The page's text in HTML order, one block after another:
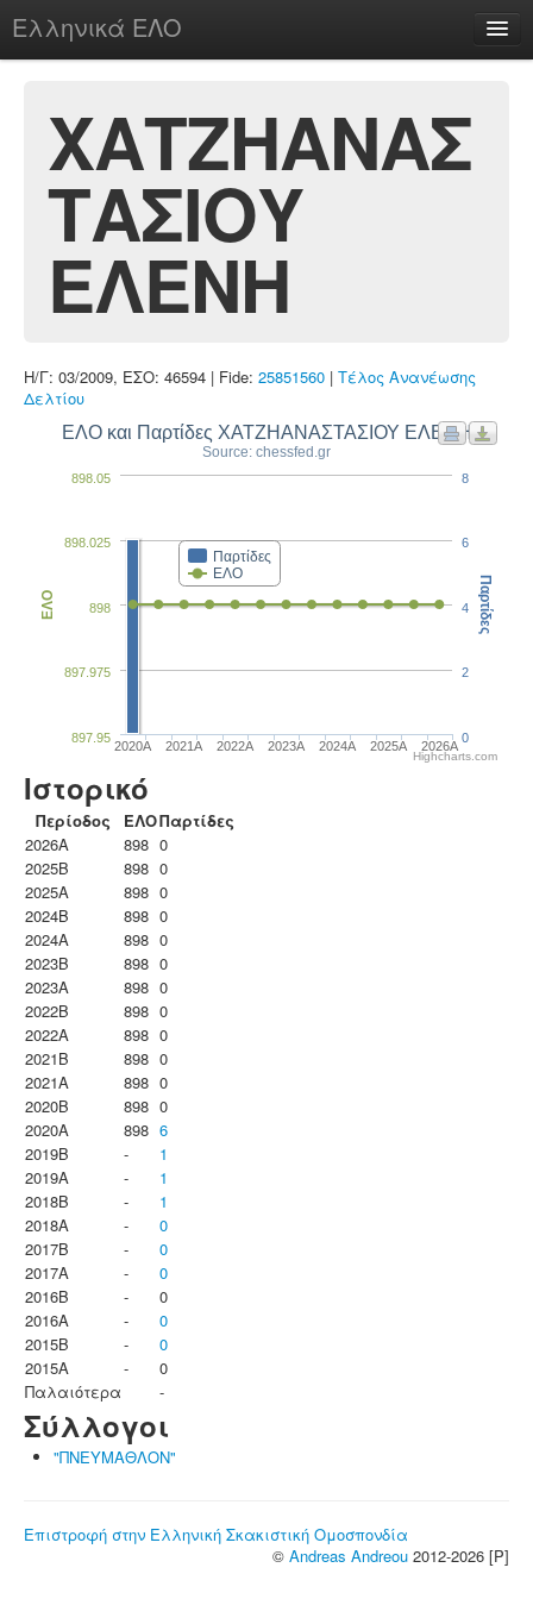
Ελληνικά ΕΛΟ
chesstu.be @ discord
Login
ΧΑΤΖΗΑΝΑΣ
ΤΑΣΙΟΥ
ΕΛΕΝΗ
Η/Γ: 03/2009, ΕΣΟ: 46594 | Fide: 25851560 | Τέλος Ανανέωσης
Δελτίου
ΕΛΟ και Παρτίδες ΧΑΤΖΗΑΝΑΣΤΑΣΙΟΥ ΕΛΕΝΗ
Source: chessfed.gr
Παρτίδες
ΕΛΟ
2020A 2021A 2022A 2023Α 2024A 2025A 2026A
897.95
897.975
898
898.025
898.05
ΕΛΟ
0
2
4
6
8
Παρτίδες
Highcharts.com
Ιστορικό
Περίοδος ΕΛΟΠαρτίδες
2026A
898 0
2025B
898 0
2025A
898 0
2024B
898 0
2024A
898 0
2023B
898 0
2023Α
898 0
2022B
898 0
2022A
898 0
2021B
898 0
2021A
898 0
2020B
898 0
2020A
898 6
2019B
-
1
2019A
-
1
2018B
-
1
2018A
-
0
2017B
-
0
2017A
-
0
2016B
-
0
2016A
-
0
2015B
-
0
2015A
-
0
Παλαιότερα
-
Σύλλογοι
"ΠΝΕΥΜΑΘΛΟΝ"
Επιστροφή στην Ελληνική Σκακιστική Ομοσπονδία
© Andreas Andreou 2012-2026 [P]